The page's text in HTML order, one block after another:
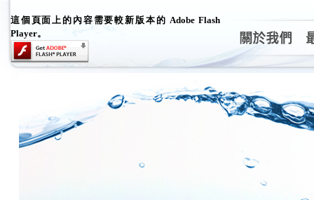
這個頁面上的內容需要較新版本的 Adobe Flash
Player。